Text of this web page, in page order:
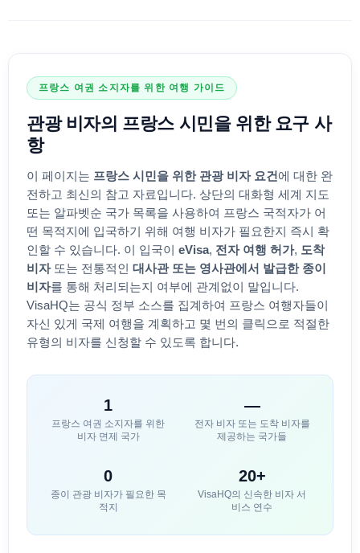
프랑스 여권 소지자를 위한 여행 가이드
관광 비자의 프랑스 시민을 위한 요구 사
항
이 페이지는 프랑스 시민을 위한 관광 비자 요건 에 대한 완
전하고 최신의 참고 자료입니다. 상단의 대화형 세계 지도
또는 알파벳순 국가 목록을 사용하여 프랑스 국적자가 어
떤 목적지에 입국하기 위해 여행 비자가 필요한지 즉시 확
인할 수 있습니다. 이 입국이 eVisa, 전자 여행 허가, 도착
비자또는 전통적인 대사관 또는 영사관에서 발급한 종이
비자를 통해 처리되는지 여부에 관계없이 말입니다.
VisaHQ는 공식 정부 소스를 집계하여 프랑스 여행자들이
자신 있게 국제 여행을 계획하고 몇 번의 클릭으로 적절한
유형의 비자를 신청할 수 있도록 합니다.
1
프랑스 여권 소지자를 위한
비자 면제 국가
—
전자 비자 또는 도착 비자를
제공하는 국가들
0
종이 관광 비자가 필요한 목
적지
20+
VisaHQ의 신속한 비자 서
비스 연수